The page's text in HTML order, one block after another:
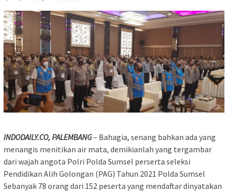
INDODAILY.CO, PALEMBANG– Bahagia, senang bahkan ada yang
menangis menitikan air mata, demikianlah yang tergambar
dari wajah angota Polri Polda Sumsel perserta seleksi
Pendidikan Alih Golongan (PAG) Tahun 2021 Polda Sumsel
Sebanyak 78 orang dari 152 peserta yang mendaftar dinyatakan